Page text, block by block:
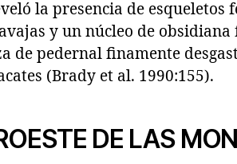
la presencia de esqueletos
y un núcleo de
de pedernal finamente
(Brady et al. 1990:155).
DE LAS